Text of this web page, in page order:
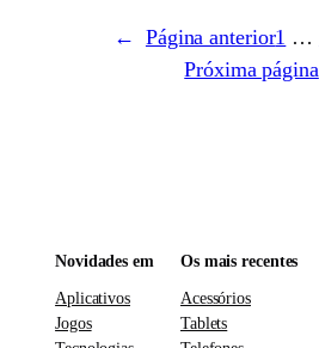
← Página anterior1 …
Próxima página
Novidades em
Aplicativos
Jogos
Os mais recentes
Acessórios
Tablets